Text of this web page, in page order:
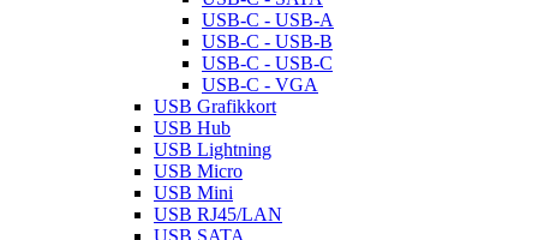
USB-C - USB-A
USB-C - USB-B
USB-C - USB-C
USB-C - VGA
USB Grafikkort
USB Hub
USB Lightning
USB Micro
USB Mini
USB RJ45/LAN
USB SATA